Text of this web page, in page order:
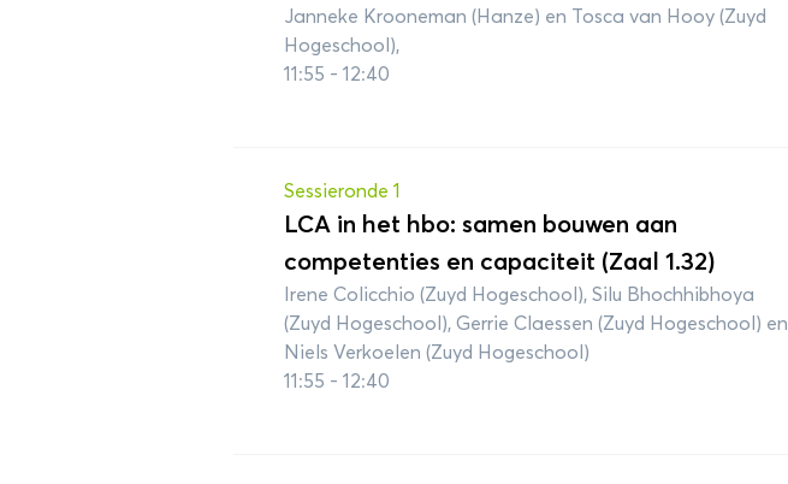
Janneke Krooneman (Hanze) en Tosca van Hooy (Zuyd
Hogeschool),
11:55 - 12:40
Sessieronde 1
LCA in het hbo: samen bouwen aan
competenties en capaciteit (Zaal 1.32)
Irene Colicchio (Zuyd Hogeschool), Silu Bhochhibhoya
(Zuyd Hogeschool), Gerrie Claessen (Zuyd Hogeschool) en
Niels Verkoelen (Zuyd Hogeschool)
11:55 - 12:40